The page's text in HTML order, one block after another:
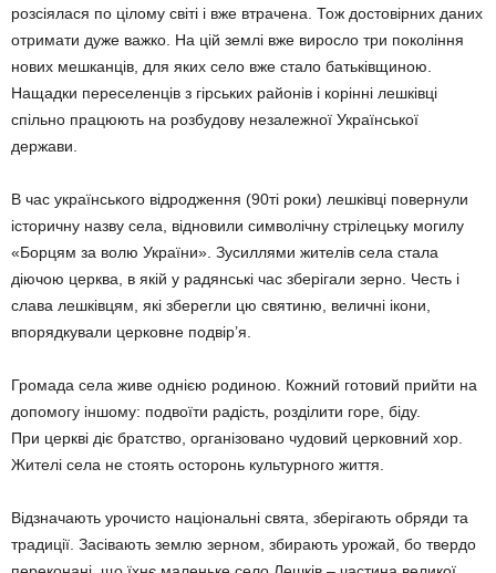
розсіялася по цілому світі і вже втрачена. Тож достовірних даних
отримати дуже важко. На цій землі вже виросло три покоління
нових мешканців, для яких село вже стало батьківщиною.
Нащадки переселенців з гірських районів і корінні лешківці
спільно працюють на розбудову незалежної Української
держави.
В час українського відродження (90ті роки) лешківці повернули
історичну назву села, відновили символічну стрілецьку могилу
«Борцям за волю України». Зусиллями жителів села стала
діючою церква, в якій у радянські час зберігали зерно. Честь і
слава лешківцям, які зберегли цю святиню, величні ікони,
впорядкували церковне подвір’я.
Громада села живе однією родиною. Кожний готовий прийти на
допомогу іншому: подвоїти радість, розділити горе, біду.
При церкві діє братство, організовано чудовий церковний хор.
Жителі села не стоять осторонь культурного життя.
Відзначають урочисто національні свята, зберігають обряди та
традиції. Засівають землю зерном, збирають урожай, бо твердо